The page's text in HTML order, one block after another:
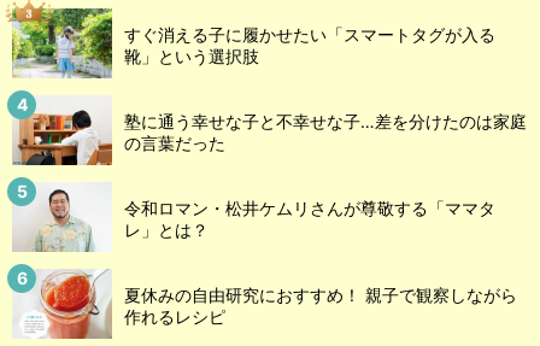
すぐ消える子に履かせたい「スマートタグが入る
靴」という選択肢
塾に通う幸せな子と不幸せな子…差を分けたのは家庭
の言葉だった
令和ロマン・松井ケムリさんが尊敬する「ママタ
レ」とは？
夏休みの自由研究におすすめ！ 親子で観察しながら
作れるレシピ